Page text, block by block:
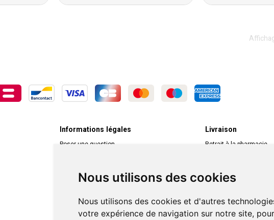
Nous utilisons des cookies
Nous utilisons des cookies et d'autres
votre expérience de navigation sur notre site,
Informations légales
Poser une question
Livraison
Retrait à la pharmacie
Livraison dans un Point